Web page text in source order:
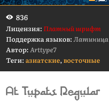
836
Лицензия:Платный шрифт
Поддержка языков:Латиница
Автор:Arttype7
Теги:азиатские,восточные